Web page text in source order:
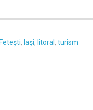
Fetești, Iași, litoral , turism